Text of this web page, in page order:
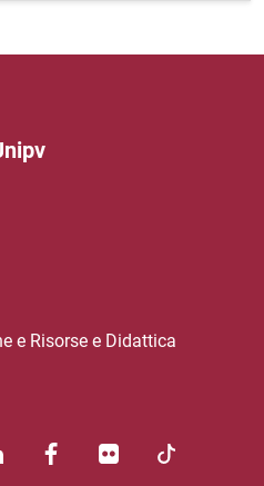
e Risorse e Didattica